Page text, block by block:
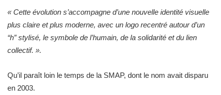
« Cette évolution s’accompagne d’une nouvelle identité visuelle
plus claire et plus moderne, avec un logo recentré autour d’un
“h” stylisé, le symbole de l’humain, de la solidarité et du lien
collectif. ».
Qu’il paraît loin le temps de la SMAP, dont le nom avait disparu
en 2003.